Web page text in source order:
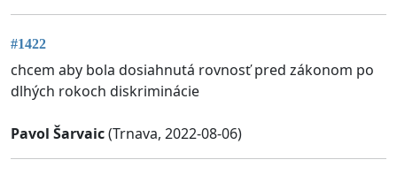
#1422
chcem aby bola dosiahnutá rovnosť pred zákonom po
dlhých rokoch diskriminácie
Pavol Šarvaic(Trnava, 2022-08-06)